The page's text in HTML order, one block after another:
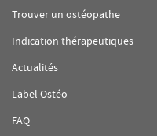
Trouver un ostéopathe(ouvre
une
Indication thérapeutiques
Actualités
une
Label Ostéo
FAQ(ouvre